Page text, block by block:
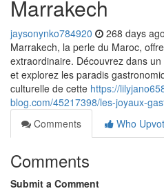
Marrakech
jaysonynko784920 268 days ago
Marrakech, la perle du Maroc,
extraordinaire. Découvrez dans
et explorez les paradis
culturelle de cette https://
blog.com/45217398/les-joyaux-
Comments
Who
Comments
Submit a Comment